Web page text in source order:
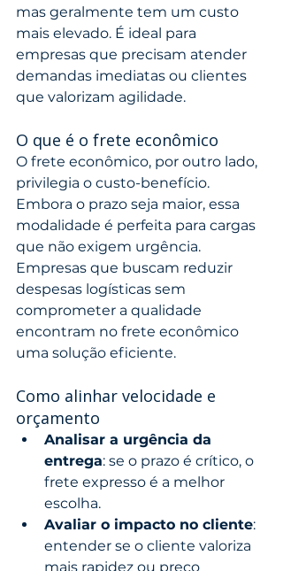
mas geralmente tem um custo
mais elevado. É ideal para
empresas que precisam atender
demandas imediatas ou clientes
que valorizam agilidade.
O que é o frete econômico
O frete econômico, por outro lado,
privilegia o custo-benefício.
Embora o prazo seja maior, essa
modalidade é perfeita para cargas
que não exigem urgência.
Empresas que buscam reduzir
despesas logísticas sem
comprometer a qualidade
encontram no frete econômico
uma solução eficiente.
Como alinhar velocidade e
orçamento
Analisar a urgência da
entrega: se o prazo é crítico, o
frete expresso é a melhor
escolha.
Avaliar o impacto no cliente:
entender se o cliente valoriza
mais rapidez ou preço